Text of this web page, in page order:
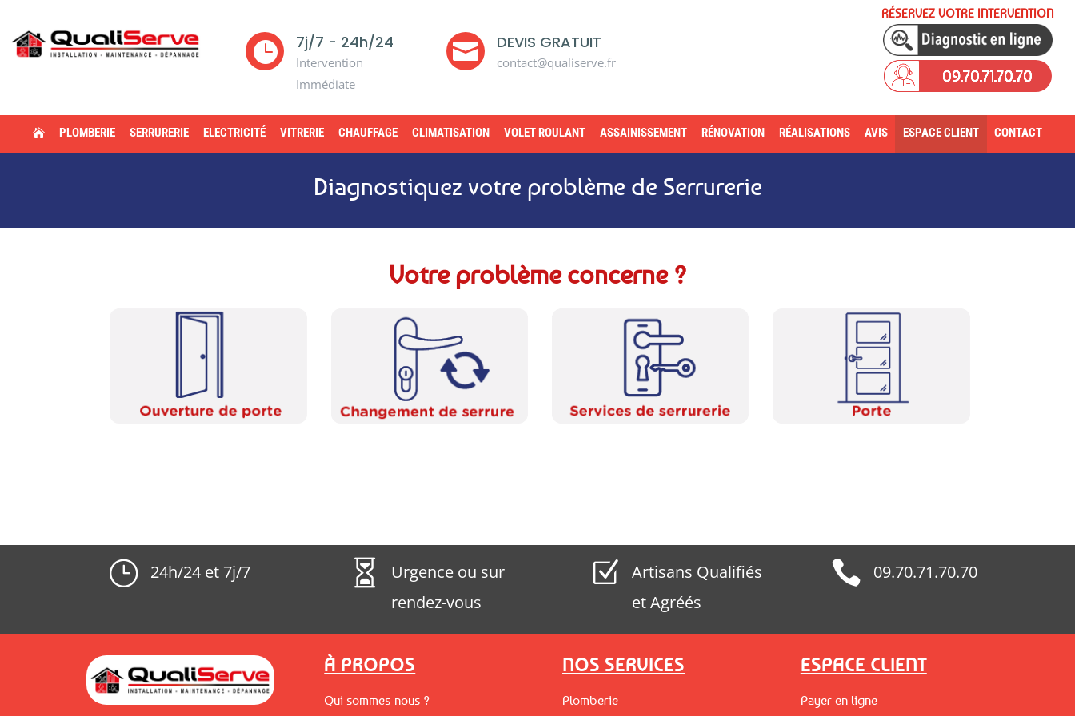
 7j/7 - 24h/24
Intervention
Immédiate
 DEVIS GRATUIT
contact@qualiserve.fr
RÉSERVEZ VOTRE INTERVENTION
09.70.71.70.70
 PLOMBERIE SERRURERIE ELECTRICITÉ VITRERIE CHAUFFAGE CLIMATISATION VOLET ROULANT ASSAINISSEMENT RÉNOVATION RÉALISATIONS AVIS ESPACE CLIENT CONTACT
Diagnostiquez votre problème de Serrurerie
Votre problème concerne ?
} 24h/24 et 7j/7 
Urgence ou sur
rendez-vous
Z
Artisans Qualifiés
et Agréés
 09.70.71.70.70
À PROPOS
Qui sommes-nous ?
NOS SERVICES
Plomberie
ESPACE CLIENT
Payer en ligne